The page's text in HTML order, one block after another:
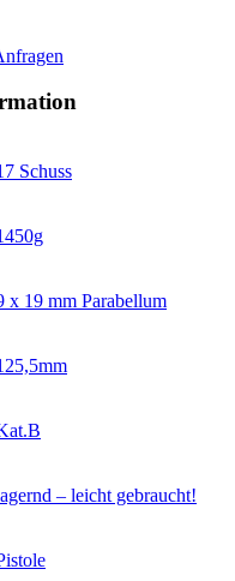
Schuss
x 19 mm Parabellum
– leicht gebraucht!